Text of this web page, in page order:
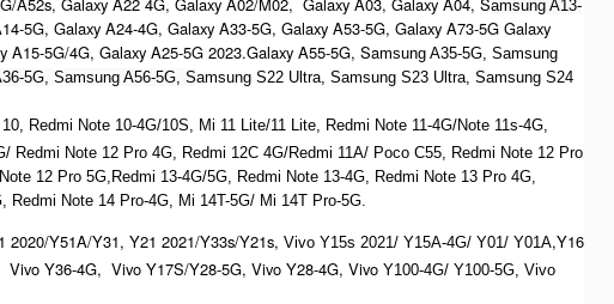
A52s, Galaxy A22 4G, Galaxy A02/M02, Galaxy A03, Galaxy A04, Samsung A13-
5G, Galaxy A24-4G, Galaxy A33-5G, Galaxy A53-5G, Galaxy A73-5G Galaxy
5G/4G, Galaxy A25-5G 2023.Galaxy A55-5G, Samsung A35-5G, Samsung
5G, Samsung A56-5G, Samsung S22 Ultra, Samsung S23 Ultra, Samsung S24
Redmi Note 10-4G/10S, Mi 11 Lite/11 Lite, Redmi Note 11-4G/Note 11s-4G,
Redmi Note 12 Pro 4G, Redmi 12C 4G/Redmi 11A/ Poco C55, Redmi Note 12 Pro
12 Pro 5G,Redmi 13-4G/5G, Redmi Note 13-4G, Redmi Note 13 Pro 4G,
Redmi Note 14 Pro-4G, Mi 14T-5G/ Mi 14T Pro-5G.
Y51A/Y31, Y21 2021/Y33s/Y21s, Vivo Y15s 2021/ Y15A-4G/ Y01/ Y01A,Y16
Y36-4G, Vivo Y17S/Y28-5G, Vivo Y28-4G, Vivo Y100-4G/ Y100-5G, Vivo